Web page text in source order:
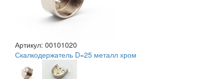
Артикул: 00101020
Скалкодержатель D=25 металл хром